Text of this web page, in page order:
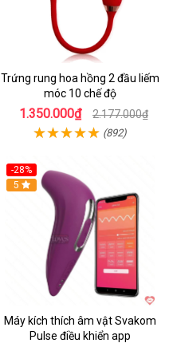
Trứng rung hoa hồng 2 đầu liếm
móc 10 chế độ
1.350.000₫ 2.177.000₫
(892)
-28%
Hot
5
Máy kích thích âm vật Svakom
Pulse điều khiển app